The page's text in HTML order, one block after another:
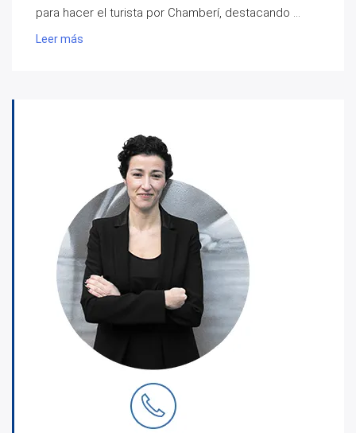
para hacer el turista por Chamberí, destacando ...
Leer más